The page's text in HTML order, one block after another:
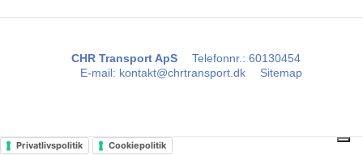
CHR Transport ApS Telefonnr.: 60130454
E-mail: kontakt@chrtransport.dk Sitemap
Privatlivspolitik Cookiepolitik